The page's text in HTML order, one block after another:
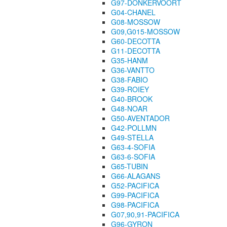
G97-DONKERVOORT
G04-CHANEL
G08-MOSSOW
G09,G015-MOSSOW
G60-DECOTTA
G11-DECOTTA
G35-HANM
G36-VANTTO
G38-FABIO
G39-ROIEY
G40-BROOK
G48-NOAR
G50-AVENTADOR
G42-POLLMN
G49-STELLA
G63-4-SOFIA
G63-6-SOFIA
G65-TUBIN
G66-ALAGANS
G52-PACIFICA
G99-PACIFICA
G98-PACIFICA
G07,90,91-PACIFICA
G96-GYRON